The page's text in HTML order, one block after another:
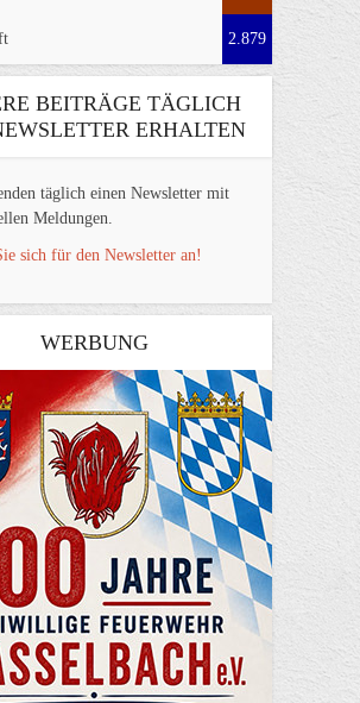
2.879
BEITRÄGE TÄGLICH
ERHALTEN
täglich einen Newsletter mit
Meldungen.
sich für den Newsletter an!
WERBUNG